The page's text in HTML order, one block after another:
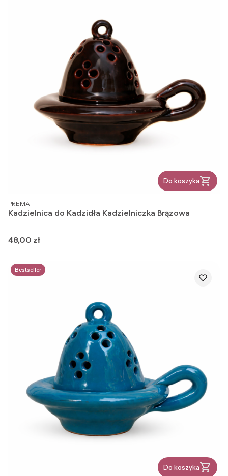
Do koszyka
PRODUCENT
PREMA
Kadzielnica do Kadzidła Kadzielniczka Brązowa
Cena
48,00 zł
Bestseller
Do koszyka